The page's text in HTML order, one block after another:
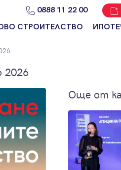
0888 11 22 00
СТРОИТЕЛСТВО
Варна
строителство
Пловдив
Ново
строителство
2026
Още от